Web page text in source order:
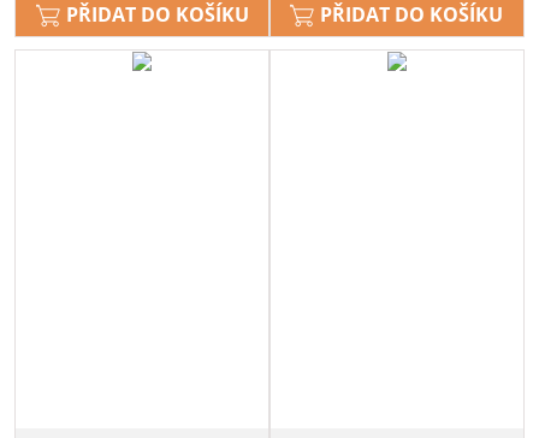
PŘIDAT DO KOŠÍKU PŘIDAT DO KOŠÍKU